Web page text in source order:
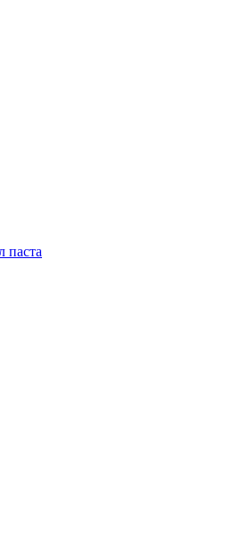
паста